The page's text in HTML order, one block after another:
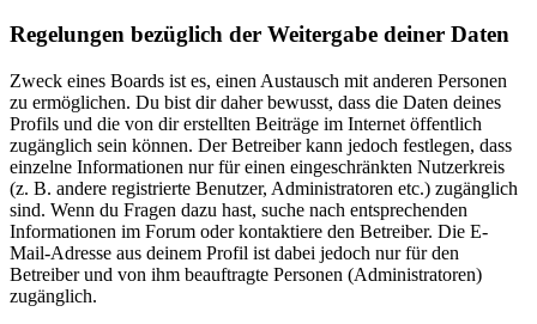
Regelungen bezüglich der Weitergabe deiner Daten
Zweck eines Boards ist es, einen Austausch mit anderen Personen
zu ermöglichen. Du bist dir daher bewusst, dass die Daten deines
Profils und die von dir erstellten Beiträge im Internet öffentlich
zugänglich sein können. Der Betreiber kann jedoch festlegen, dass
einzelne Informationen nur für einen eingeschränkten Nutzerkreis
(z. B. andere registrierte Benutzer, Administratoren etc.) zugänglich
sind. Wenn du Fragen dazu hast, suche nach entsprechenden
Informationen im Forum oder kontaktiere den Betreiber. Die E-
Mail-Adresse aus deinem Profil ist dabei jedoch nur für den
Betreiber und von ihm beauftragte Personen (Administratoren)
zugänglich.